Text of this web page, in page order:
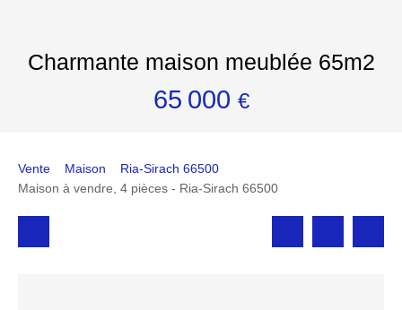
Charmante maison meublée 65m2
65 000 €
Vente Maison
Ria-Sirach 66500
Maison à vendre, 4 pièces - Ria-Sirach 66500